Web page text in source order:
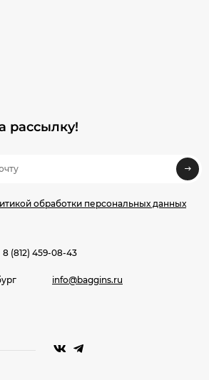
рассылкy!
обработки персональных данных
8 (812) 459-08-43
info@baggins.ru